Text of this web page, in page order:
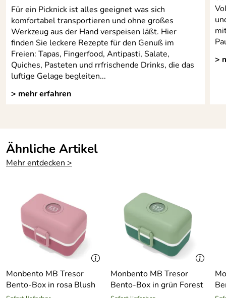
Für ein Picknick ist alles geeignet was sich
komfortabel transportieren und ohne großes
Werkzeug aus der Hand verspeisen läßt. Hier
finden Sie leckere Rezepte für den Genuß im
Freien: Tapas, Fingerfood, Antipasti, Salate,
Quiches, Pasteten und rrfrischende Drinks, die das
luftige Gelage begleiten...
> mehr erfahren
>
Ähnliche Artikel
Mehr entdecken >
Monbento MB Tresor
Bento-Box in rosa Blush
Monbento MB Tresor
Bento-Box in grün Forest